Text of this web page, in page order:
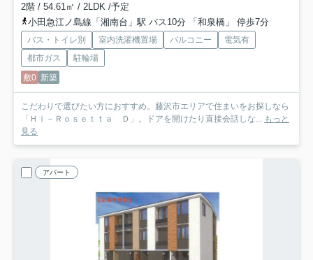
2階 / 54.61㎡ / 2LDK /予定
小田急江ノ島線「湘南台」駅 バス10分 「和泉橋」 停歩7分
バス・トイレ別 室内洗濯機置場 バルコニー
電気有
都市ガス
駐輪場
敷0 新築
こだわりで選びたい方におすすめ。藤沢市エリアで住まいをお探しなら
「Ｈｉ－Ｒｏｓｅｔｔａ Ｄ」。ドアを開けたり直接会話しな... もっと
見る
アパート